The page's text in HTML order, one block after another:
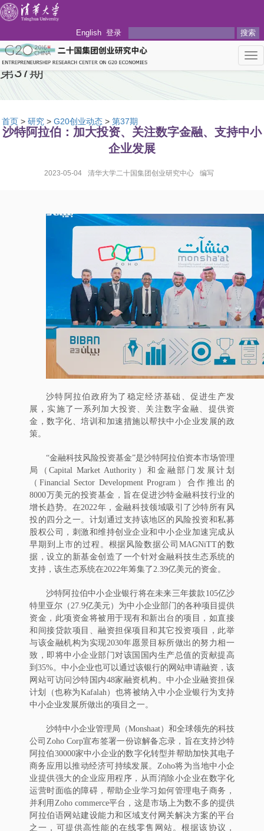
English 登录 搜索
第37期
首页 > 研究 > G20创业动态 > 第37期
沙特阿拉伯：加大投资、关注数字金融、支持中小
企业发展
2023-05-04 清华大学二十国集团创业研究中心 编写
沙特阿拉伯政府为了稳定经济基础、促进生产发
展，实施了一系列加大投资、关注数字金融、提供资
金，数字化、培训和加速措施以帮扶中小企业发展的政
策。
“金融科技风险投资基金”是沙特阿拉伯资本市场管理
局（Capital Market Authority）和金融部门发展计划
（Financial Sector Development Program）合作推出的
8000万美元的投资基金，旨在促进沙特金融科技行业的
增长趋势。在2022年，金融科技领域吸引了沙特所有风
投的四分之一。计划通过支持该地区的风险投资和私募
股权公司，刺激和维持创业企业和中小企业加速完成从
早期到上市的过程。根据风险数据公司MAGNiTT的数
据，设立的新基金创造了一个针对金融科技生态系统的
支持，该生态系统在2022年筹集了2.39亿美元的资金。
沙特阿拉伯中小企业银行将在未来三年拨款105亿沙
特里亚尔（27.9亿美元）为中小企业部门的各种项目提供
资金，此项资金将被用于现有和新出台的项目，如直接
和间接贷款项目、融资担保项目和其它投资项目，此举
与该金融机构为实现2030年愿景目标所做出的努力相一
致，即将中小企业部门对该国国内生产总值的贡献提高
到35%。中小企业也可以通过该银行的网站申请融资，该
网站可访问沙特国内48家融资机构。中小企业融资担保
计划（也称为Kafalah）也将被纳入中小企业银行为支持
中小企业发展所做出的项目之一。
沙特中小企业管理局（Monshaat）和全球领先的科技
公司Zoho Corp宣布签署一份谅解备忘录，旨在支持沙特
阿拉伯30000家中小企业的数字化转型并帮助加快其电子
商务应用以推动经济可持续发展。Zoho将为当地中小企
业提供强大的企业应用程序，从而消除小企业在数字化
运营时面临的障碍，帮助企业学习如何管理电子商务，
并利用Zoho commerce平台，这是市场上为数不多的提供
阿拉伯语网站建设能力和区域支付网关解决方案的平台
之一，可提供高性能的在线零售网站。根据该协议，